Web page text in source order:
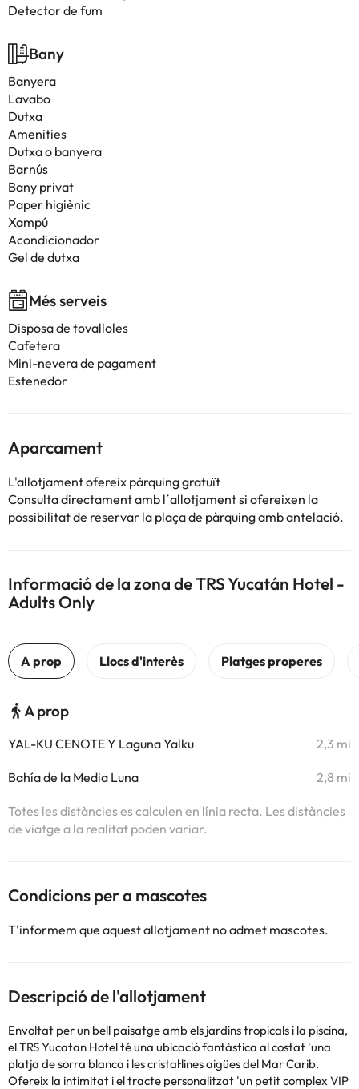
Detector de fum
Bany
Banyera
Lavabo
Dutxa
Amenities
Dutxa o banyera
Barnús
Bany privat
Paper higiènic
Xampú
Acondicionador
Gel de dutxa
Més serveis
Disposa de tovalloles
Cafetera
Mini-nevera de pagament
Estenedor
Aparcament
L'allotjament ofereix pàrquing gratuït
Consulta directament amb l´allotjament si ofereixen la
possibilitat de reservar la plaça de pàrquing amb antelació.
Informació de la zona de TRS Yucatán Hotel -
Adults Only
A prop
YAL-KU CENOTE Y Laguna Yalku 2,3 mi
Bahía de la Media Luna 2,8 mi
Totes les distàncies es calculen en línia recta. Les distàncies
de viatge a la realitat poden variar.
Condicions per a mascotes
T'informem que aquest allotjament no admet mascotes.
Descripció de l'allotjament
Envoltat per un bell paisatge amb els jardins tropicals i la piscina,
el TRS Yucatan Hotel té una ubicació fantàstica al costat 'una
platja de sorra blanca i les cristal·lines aigües del Mar Carib.
Ofereix la intimitat i el tracte personalitzat 'un petit complex VIP